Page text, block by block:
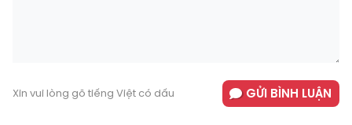
Xin vui lòng gõ tiếng Việt có dấu GỬI BÌNH LUẬN